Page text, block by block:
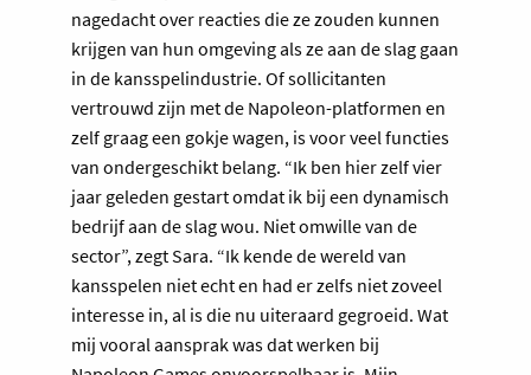
nagedacht over reacties die ze zouden kunnen
krijgen van hun omgeving als ze aan de slag gaan
in de kansspelindustrie. Of sollicitanten
vertrouwd zijn met de Napoleon-platformen en
zelf graag een gokje wagen, is voor veel functies
van ondergeschikt belang. “Ik ben hier zelf vier
jaar geleden gestart omdat ik bij een dynamisch
bedrijf aan de slag wou. Niet omwille van de
sector”, zegt Sara. “Ik kende de wereld van
kansspelen niet echt en had er zelfs niet zoveel
interesse in, al is die nu uiteraard gegroeid. Wat
mij vooral aansprak was dat werken bij